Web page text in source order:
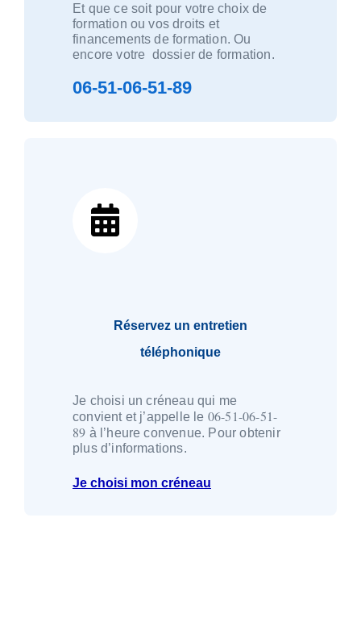
Et que ce soit pour votre choix de
formation ou vos droits et
financements de formation. Ou
encore votre dossier de formation.
06-51-06-51-89
Réservez un entretien
téléphonique
Je choisi un créneau qui me
convient et j’appelle le 06-51-06-51-
89 à l’heure convenue. Pour obtenir
plus d’informations.
Je choisi mon créneau